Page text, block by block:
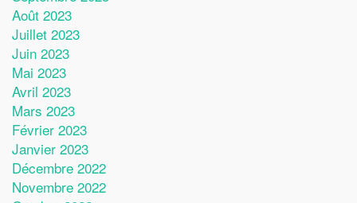
Août 2023
Juillet 2023
Juin 2023
Mai 2023
Avril 2023
Mars 2023
Février 2023
Janvier 2023
Décembre 2022
Novembre 2022